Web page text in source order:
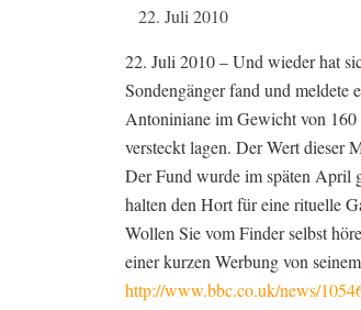
22. Juli 2010
22. Juli 2010 – Und wieder hat
Sondengänger fand und
Antoniniane im Gewicht von
versteckt lagen. Der Wert dieser
Der Fund wurde im späten April
halten den Hort für eine rituelle
Wollen Sie vom Finder selbst
einer kurzen Werbung von
http://www.bbc.co.uk/news/